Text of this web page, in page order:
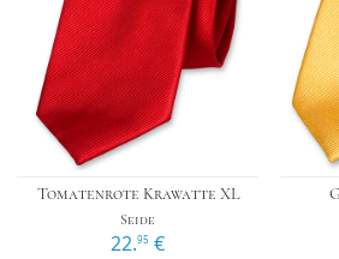
Tomatenrote Krawatte XL
Seide
22.95 €